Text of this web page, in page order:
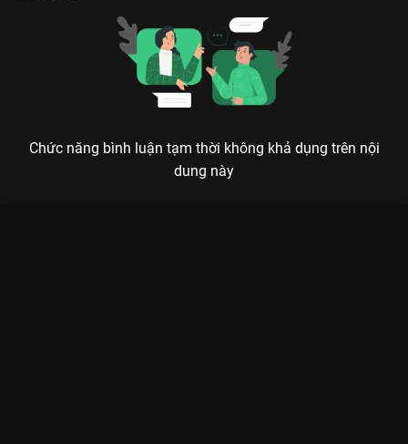
Chức năng bình luận tạm thời không khả dụng trên nội
dung này